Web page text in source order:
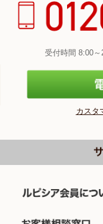
受付時間 8:00～
カスタ